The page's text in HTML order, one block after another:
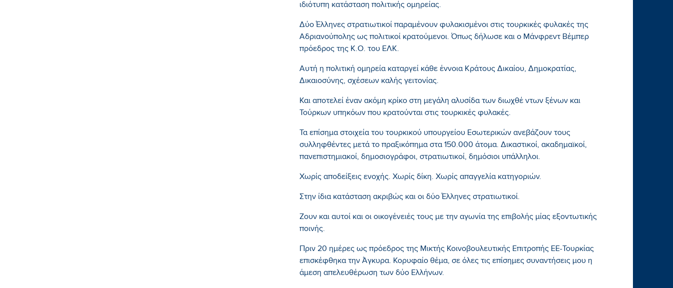
ιδιότυπη κατάσταση πολιτικής ομηρείας.
Δύο Έλληνες στρατιωτικοί παραμένουν φυλακισμένοι στις τουρκικές φυλακές της
Αδριανούπολης ως πολιτικοί κρατούμενοι. Όπως δήλωσε και ο Μάνφρεντ Βέμπερ
πρόεδρος της Κ.Ο. του ΕΛΚ.
Αυτή η πολιτική ομηρεία καταργεί κάθε έννοια Κράτους Δικαίου, Δημοκρατίας,
Δικαιοσύνης, σχέσεων καλής γειτονίας.
Και αποτελεί έναν ακόμη κρίκο στη μεγάλη αλυσίδα των διωχθέ ντων ξένων και
Τούρκων υπηκόων που κρατούνται στις τουρκικές φυλακές.
Τα επίσημα στοιχεία του τουρκικού υπουργείου Εσωτερικών ανεβάζουν τους
συλληφθέντες μετά το πραξικόπημα στα 150.000 άτομα. Δικαστικοί, ακαδημαϊκοί,
πανεπιστημιακοί, δημοσιογράφοι, στρατιωτικοί, δημόσιοι υπάλληλοι.
Χωρίς αποδείξεις ενοχής. Χωρίς δίκη. Χωρίς απαγγελία κατηγοριών.
Στην ίδια κατάσταση ακριβώς και οι δύο Έλληνες στρατιωτικοί.
Ζουν και αυτοί και οι οικογένειές τους με την αγωνία της επιβολής μίας εξοντωτικής
ποινής.
Πριν 20 ημέρες ως πρόεδρος της Μικτής Κοινοβουλευτικής Επιτροπής ΕΕ-Τουρκίας
επισκέφθηκα την Άγκυρα. Κορυφαίο θέμα, σε όλες τις επίσημες συναντήσεις μου η
άμεση απελευθέρωση των δύο Ελλήνων.